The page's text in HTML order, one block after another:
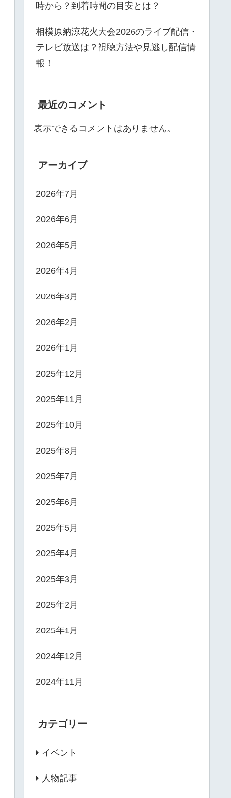
時から？到着時間の目安とは？
相模原納涼花火大会2026のライブ配信・
テレビ放送は？視聴方法や見逃し配信情
報！
最近のコメント
表示できるコメントはありません。
アーカイブ
2026年7月
2026年6月
2026年5月
2026年4月
2026年3月
2026年2月
2026年1月
2025年12月
2025年11月
2025年10月
2025年8月
2025年7月
2025年6月
2025年5月
2025年4月
2025年3月
2025年2月
2025年1月
2024年12月
2024年11月
カテゴリー
イベント
人物記事